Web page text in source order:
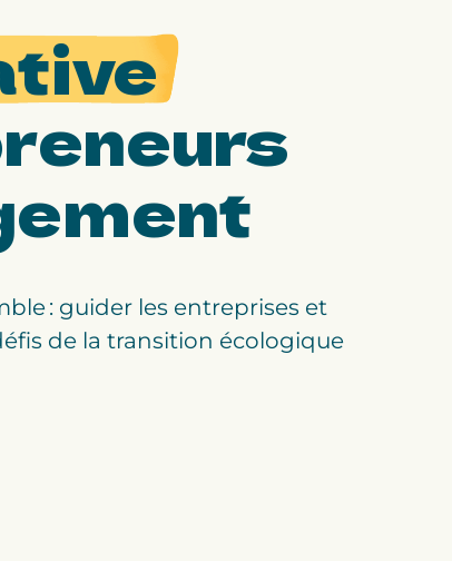
: guider les entreprises et
de la transition écologique